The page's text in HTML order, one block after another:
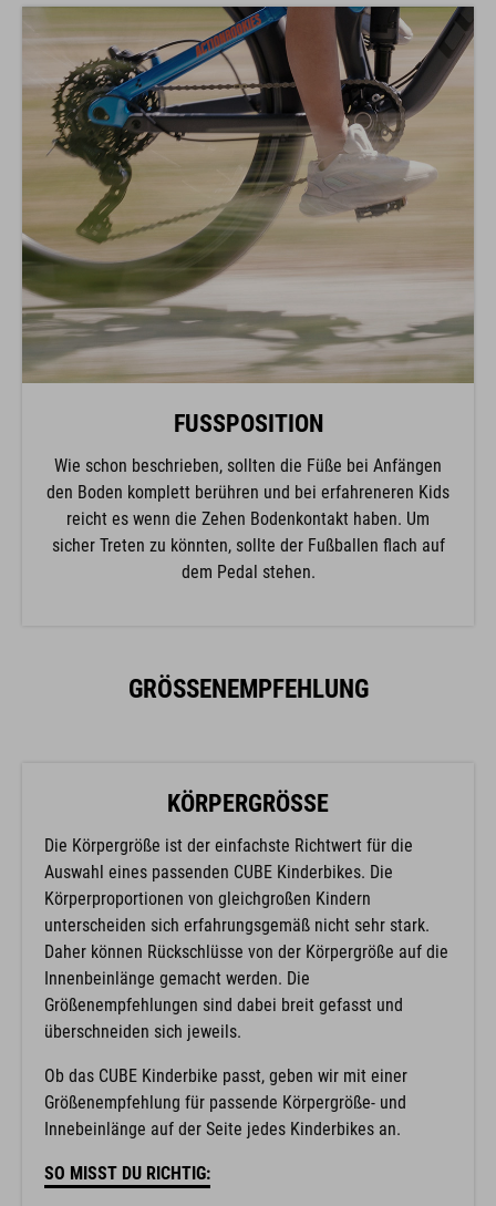
FUSSPOSITION
Wie schon beschrieben, sollten die Füße bei Anfängen
den Boden komplett berühren und bei erfahreneren Kids
reicht es wenn die Zehen Bodenkontakt haben. Um
sicher Treten zu könnten, sollte der Fußballen flach auf
dem Pedal stehen.
GRÖSSENEMPFEHLUNG
KÖRPERGRÖSSE
Die Körpergröße ist der einfachste Richtwert für die
Auswahl eines passenden CUBE Kinderbikes. Die
Körperproportionen von gleichgroßen Kindern
unterscheiden sich erfahrungsgemäß nicht sehr stark.
Daher können Rückschlüsse von der Körpergröße auf die
Innenbeinlänge gemacht werden. Die
Größenempfehlungen sind dabei breit gefasst und
überschneiden sich jeweils.
Ob das CUBE Kinderbike passt, geben wir mit einer
Größenempfehlung für passende Körpergröße- und
Innebeinlänge auf der Seite jedes Kinderbikes an.
SO MISST DU RICHTIG: